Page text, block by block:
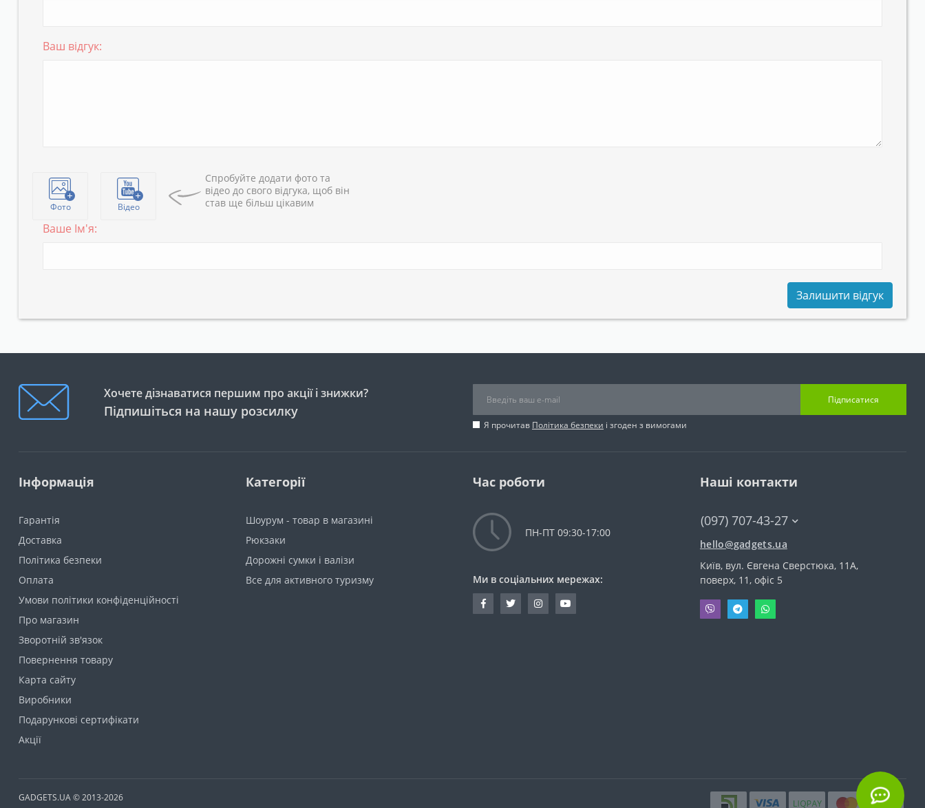
Ваш відгук:
Фото Відео
Спробуйте додати фото та
відео до свого відгука, щоб він
став ще більш цікавим
Ваше Ім'я:
Залишити відгук
Хочете дізнаватися першим про акції і знижки?
Підпишіться на нашу розсилку
Підписатися
Я прочитав Політика безпеки і згоден з вимогами
Інформація
Гарантія
Доставка
Політика безпеки
Оплата
Умови політики конфіденційності
Про магазин
Зворотній зв'язок
Повернення товару
Карта сайту
Виробники
Подарункові сертифікати
Акції
Категорії
Шоурум - товар в магазині
Рюкзаки
Дорожні сумки і валізи
Все для активного туризму
Час роботи
ПН-ПТ 09:30-17:00
Ми в соціальних мережах:
Наші контакти
(097) 707-43-27
hello@gadgets.ua
Київ, вул. Євгена Сверстюка, 11А,
поверх, 11, офіс 5
GADGETS.UA © 2013-2026